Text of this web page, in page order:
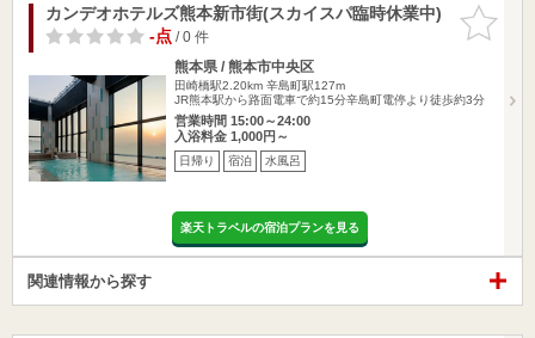
お気に入
りに追加
カンデオホテルズ熊本新市街(スカイスパ臨時休業中)
-点/ 0 件
熊本県 / 熊本市中央区
田崎橋駅2.20km 辛島町駅127m
JR熊本駅から路面電車で約15分辛島町電停より徒歩約3分
営業時間 15:00～24:00
入浴料金 1,000円～
日帰り 宿泊 水風呂
楽天トラベルの宿泊プランを見る
関連情報から探す